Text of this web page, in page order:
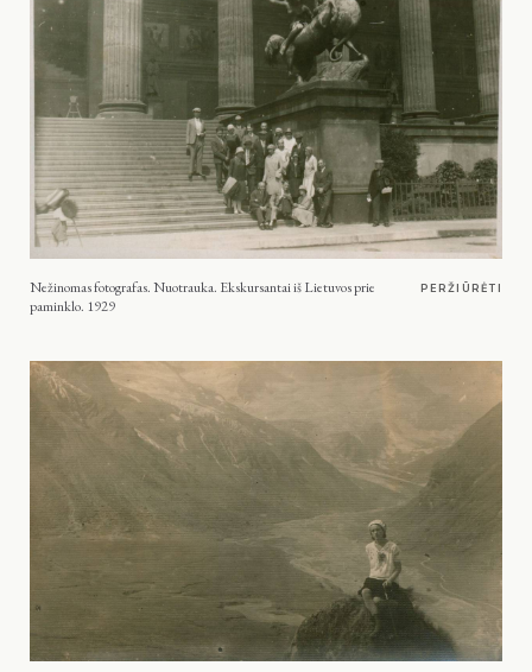
Nežinomas fotografas. Nuotrauka. Ekskursantai iš Lietuvos prie
paminklo. 1929
PERŽIŪRĖTI